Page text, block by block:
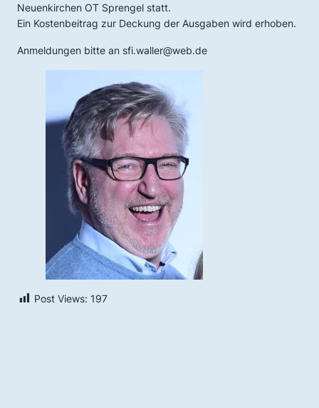
Neuenkirchen OT Sprengel statt.
Ein Kostenbeitrag zur Deckung der Ausgaben wird erhoben.
Anmeldungen bitte an sfi.waller@web.de
Post Views: 197